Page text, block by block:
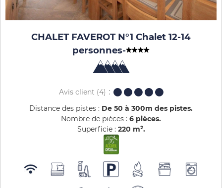
CHALET FAVEROT N°1 Chalet 12-14
personnes-
Avis client (4)
Distance des pistes : De 50 à 300m des pistes
Nombre de pièces : 6 pièces
Superficie : 220 m²